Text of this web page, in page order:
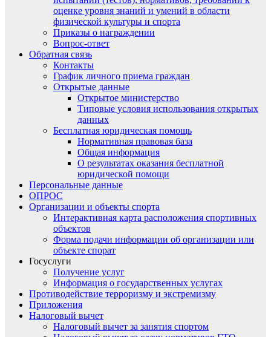
оценке уровня знаний и умений в области
физической культуры и спорта
Приказы о награждении
Вопрос-ответ
Обратная связь
Контакты
График личного приема граждан
Открытые данные
Открытое министерство
Типовые условия использования открытых
данных
Бесплатная юридическая помощь
Нормативная правовая база
Общая информация
О результатах оказания бесплатной
юридической помощи
Персональные данные
ОПРОС
Организации и объекты спорта
Интерактивная карта расположения спортивных
объектов
Форма подачи информации об организации или
объекте спорат
Госуслуги
Получение услуг
Информация о государственных услугах
Противодействие терроризму и экстремизму
Приложения
Налоговый вычет
Налоговый вычет за занятия спортом